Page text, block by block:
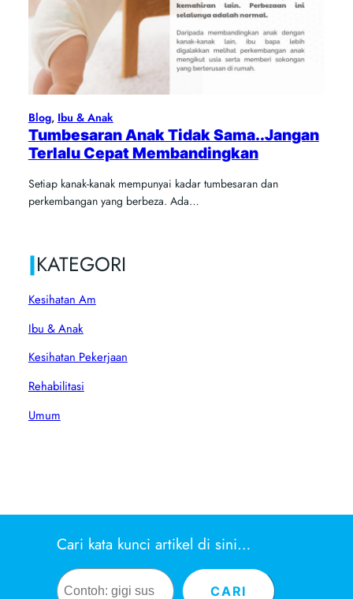
Blog, Ibu & Anak
Tumbesaran Anak Tidak Sama..Jangan
Terlalu Cepat Membandingkan
Setiap kanak-kanak mempunyai kadar tumbesaran dan
perkembangan yang berbeza. Ada…
|KATEGORI
Kesihatan Am
Ibu & Anak
Kesihatan Pekerjaan
Rehabilitasi
Umum
Cari kata kunci artikel di sini…
Search
CARI